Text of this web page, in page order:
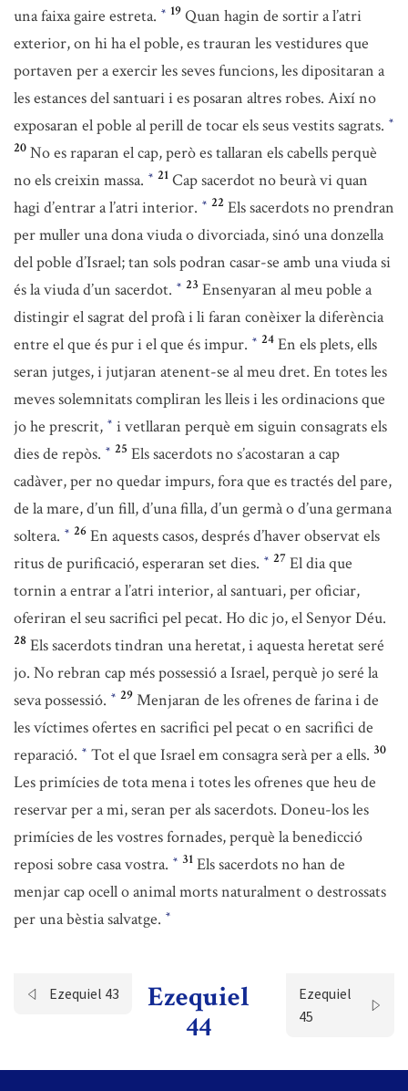
una faixa gaire estreta. * 19 Quan hagin de sortir a l’atri
exterior, on hi ha el poble, es trauran les vestidures que
portaven per a exercir les seves funcions, les dipositaran a
les estances del santuari i es posaran altres robes. Així no
exposaran el poble al perill de tocar els seus vestits sagrats. *
20 No es raparan el cap, però es tallaran els cabells perquè
no els creixin massa. * 21 Cap sacerdot no beurà vi quan
hagi d’entrar a l’atri interior. * 22 Els sacerdots no prendran
per muller una dona viuda o divorciada, sinó una donzella
del poble d’Israel; tan sols podran casar-se amb una viuda si
és la viuda d’un sacerdot. * 23 Ensenyaran al meu poble a
distingir el sagrat del profà i li faran conèixer la diferència
entre el que és pur i el que és impur. * 24 En els plets, ells
seran jutges, i jutjaran atenent-se al meu dret. En totes les
meves solemnitats compliran les lleis i les ordinacions que
jo he prescrit, * i vetllaran perquè em siguin consagrats els
dies de repòs. * 25 Els sacerdots no s’acostaran a cap
cadàver, per no quedar impurs, fora que es tractés del pare,
de la mare, d’un fill, d’una filla, d’un germà o d’una germana
soltera. * 26 En aquests casos, després d’haver observat els
ritus de purificació, esperaran set dies. * 27 El dia que
tornin a entrar a l’atri interior, al santuari, per oficiar,
oferiran el seu sacrifici pel pecat. Ho dic jo, el Senyor Déu.
28 Els sacerdots tindran una heretat, i aquesta heretat seré
jo. No rebran cap més possessió a Israel, perquè jo seré la
seva possessió. * 29 Menjaran de les ofrenes de farina i de
les víctimes ofertes en sacrifici pel pecat o en sacrifici de
reparació. * Tot el que Israel em consagra serà per a ells. 30
Les primícies de tota mena i totes les ofrenes que heu de
reservar per a mi, seran per als sacerdots. Doneu-los les
primícies de les vostres fornades, perquè la benedicció
reposi sobre casa vostra. * 31 Els sacerdots no han de
menjar cap ocell o animal morts naturalment o destrossats
per una bèstia salvatge. *
Ezequiel 43
Ezequiel
44
Ezequiel
45